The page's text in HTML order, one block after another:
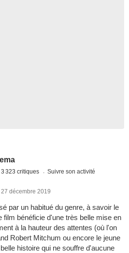
3 323 critiques Suivre son activité
décembre 2019
par un habitué du genre, à savoir le
film bénéficie d'une très belle mise en
à la hauteur des attentes (où l'on
Robert Mitchum ou encore le jeune
histoire qui ne souffre d'aucune